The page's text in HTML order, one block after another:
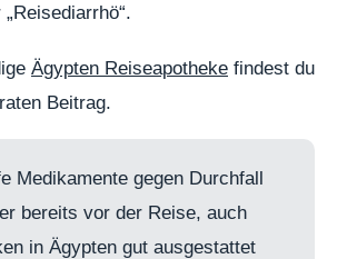
Ägypten Reiseapotheke findest du
Beitrag.
Medikamente gegen Durchfall
bereits vor der Reise, auch
in Ägypten gut ausgestattet